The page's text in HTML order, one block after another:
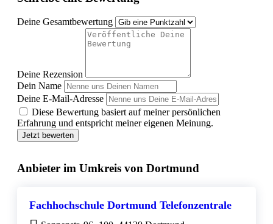
Deine Gesamtbewertung
Deine Rezension
Dein Name
Deine E-Mail-Adresse
Diese Bewertung basiert auf meiner persönlichen
Erfahrung und entspricht meiner eigenen Meinung.
Jetzt bewerten
Anbieter im Umkreis von Dortmund
Fachhochschule Dortmund Telefonzentrale